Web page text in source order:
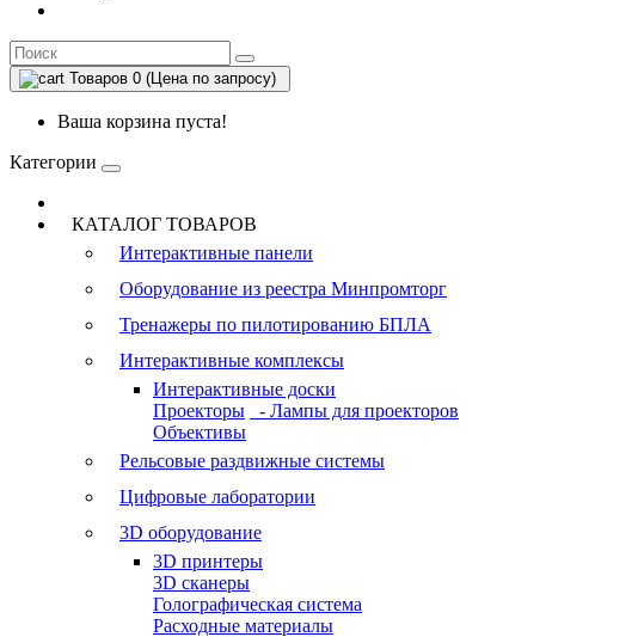
Товаров 0 (Цена по запросу)
Ваша корзина пуста!
Категории
КАТАЛОГ ТОВАРОВ
Интерактивные панели
Оборудование из реестра Минпромторг
Тренажеры по пилотированию БПЛА
Интерактивные комплексы
Интерактивные доски
Проекторы
- Лампы для проекторов
Объективы
Рельсовые раздвижные системы
Цифровые лаборатории
3D оборудование
3D принтеры
3D сканеры
Голографическая система
Расходные материалы